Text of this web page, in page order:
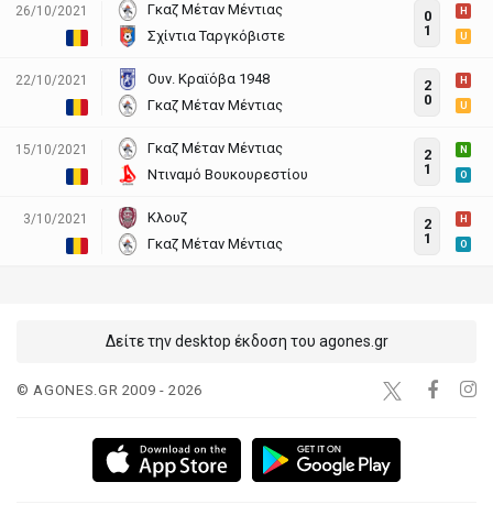
26/10/2021
Γκαζ Μέταν Μέντιας
Σχίντια Ταργκόβιστε
0
1
H
U
22/10/2021
Ουν. Κραϊόβα 1948
Γκαζ Μέταν Μέντιας
2
0
H
U
15/10/2021
Γκαζ Μέταν Μέντιας
Ντιναμό Βουκουρεστίου
2
1
N
O
3/10/2021
Κλουζ
Γκαζ Μέταν Μέντιας
2
1
H
O
Δείτε την desktop έκδοση του agones.gr
© AGONES.GR 2009 - 2026